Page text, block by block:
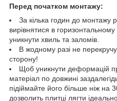
Перед початком монтажу:
За кілька годин до монтажу
вирівнятися в
уникнути хвиль та заломів.
В жодному разі не
сторону!
Щоб уникнути деформацій
матеріал по довжині
підіймайте його більше ніж на
дозволить плитці лягти